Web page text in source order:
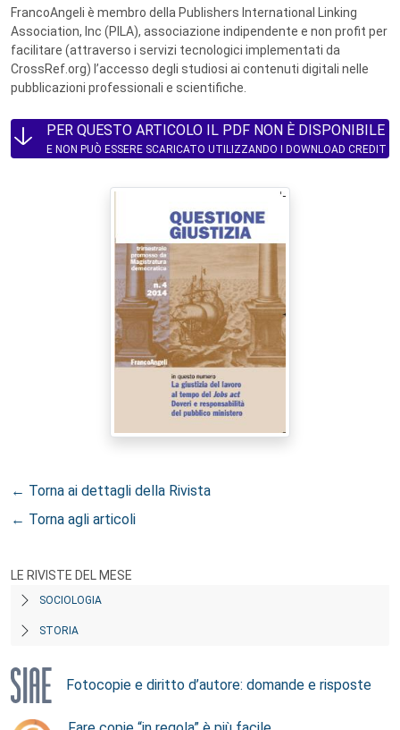
FrancoAngeli è membro della Publishers International Linking
Association, Inc (PILA), associazione indipendente e non profit per
facilitare (attraverso i servizi tecnologici implementati da
CrossRef.org) l’accesso degli studiosi ai contenuti digitali nelle
pubblicazioni professionali e scientifiche.
PER QUESTO ARTICOLO IL PDF NON È DISPONIBILE
E NON PUÒ ESSERE SCARICATO UTILIZZANDO I DOWNLOAD CREDIT
← Torna ai dettagli della Rivista
← Torna agli articoli
LE RIVISTE DEL MESE
SOCIOLOGIA
STORIA
Fotocopie e diritto d’autore: domande e risposte